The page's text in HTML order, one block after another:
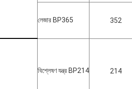
লেজার BP365 352
বিশ্লেষণ যন্ত্র BP214 214